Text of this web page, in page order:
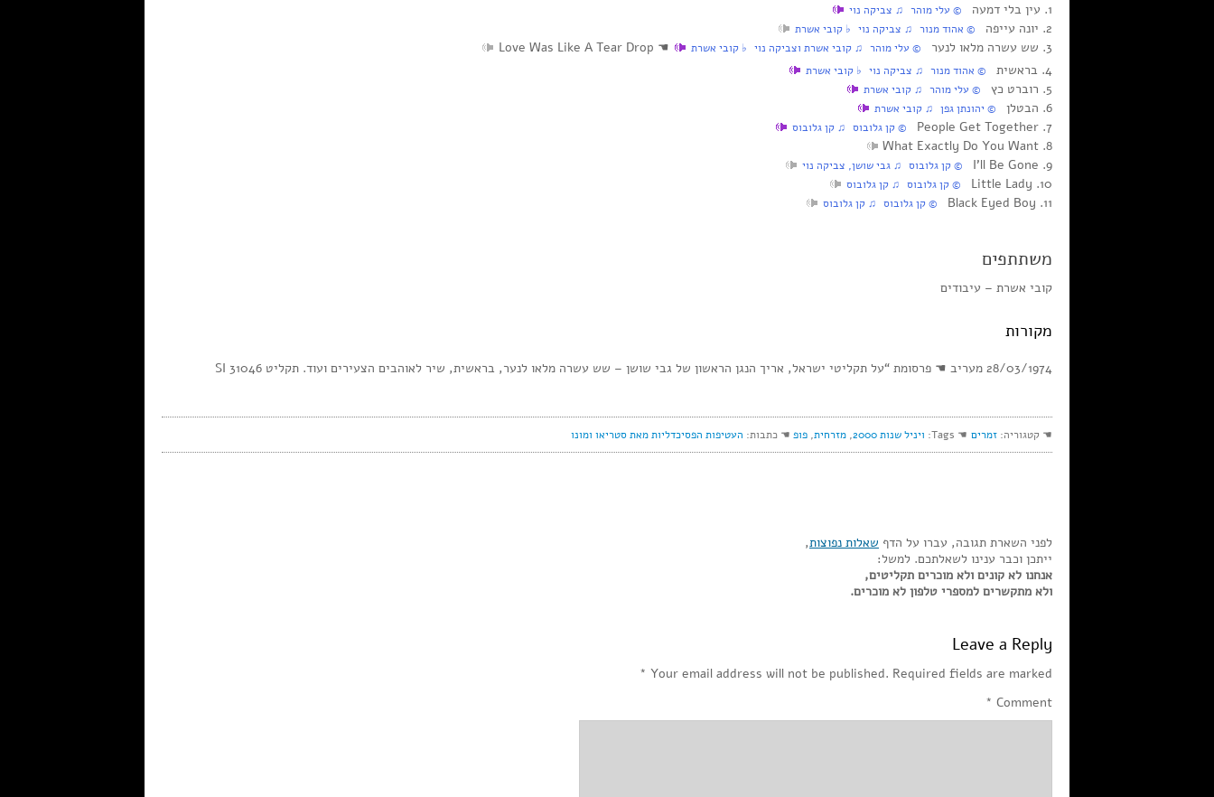
1. עין בלי דמעה © עלי מוהר ♫ צביקה נוי
2. יונה עייפה © אהוד מנור ♫ צביקה נוי ♭ קובי אשרת
3. שש עשרה מלאו לנער © עלי מוהר ♫ קובי אשרת וצביקה נוי ♭ קובי אשרת ☚
4. בראשית
© אהוד מנור ♫ צביקה נוי ♭ קובי אשרת
5. רוברט כץ © עלי מוהר ♫ קובי אשרת
6. הבטלן © יהונתן גפן ♫ קובי אשרת
7. People Get Together © קן גלובוס ♫ קן גלובוס
8. What Exactly Do You Want
9. I’ll Be Gone
© קן גלובוס ♫ גבי שושן, צביקה נוי
10. Little Lady © קן גלובוס ♫ קן גלובוס
11. Black Eyed Boy © קן גלובוס ♫ קן גלובוס
משתתפים
קובי אשרת – עיבודים
מקורות
28/03/1974 מעריב ☚ פרסומת “על תקליטי ישראל, אריך הנגן הראשון של גבי שושן – שש עשרה מלאו לנער, בראשית, שיר לאוהבים הצעירים ועוד. תקליט SI 31046
☚ קטגוריה: זמרים ☚ Tags: ויניל שנות 2000 , מזרחית, פופ ☚ כתבות: העטיפות הפסיכדליות מאת סטריאו ומונו
לפני השארת תגובה, עברו על הדף שאלות נפוצות,
ייתכן וכבר ענינו לשאלתכם. למשל:
אנחנו לא קונים ולא מוכרים תקליטים,
ולא מתקשרים למספרי טלפון לא מוכרים.
Leave a Reply
Your email address will not be published. Required fields are marked
*
Comment
*